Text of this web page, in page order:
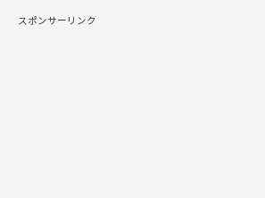
スポンサーリンク